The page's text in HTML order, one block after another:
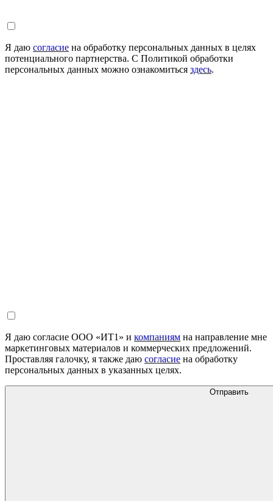
Я даю согласие на обработку персональных данных в целях
потенциального партнерства. С Политикой обработки
персональных данных можно ознакомиться здесь.
Я даю согласие ООО «ИТ1» и компаниям на направление мне
маркетинговых материалов и коммерческих предложений.
Проставляя галочку, я также даю согласие на обработку
персональных данных в указанных целях.
Отправить